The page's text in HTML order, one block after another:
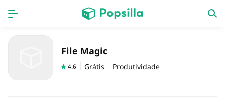
Nouveautés
File Magic
4.6 Grátis Produtividade